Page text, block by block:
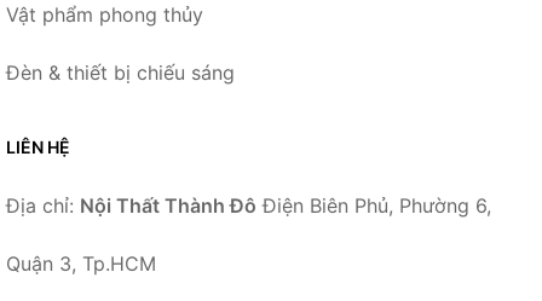
Vật phẩm phong thủy
Đèn & thiết bị chiếu sáng
LIÊN HỆ
Địa chỉ: Nội Thất Thành Đô Điện Biên Phủ, Phường 6,
Quận 3, Tp.HCM